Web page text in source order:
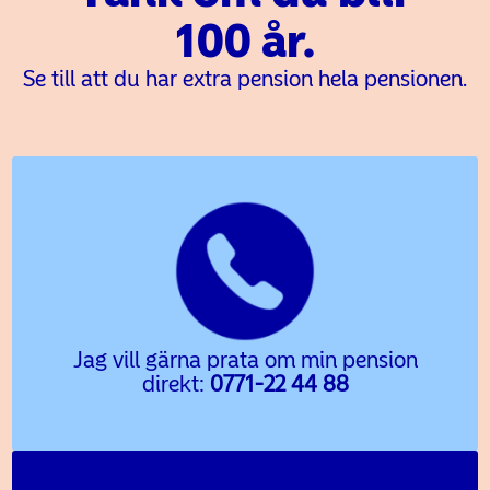
100 år.
Se till att du har extra pension hela pensionen.
Jag vill gärna prata om min pension
direkt: 0771-22 44 88